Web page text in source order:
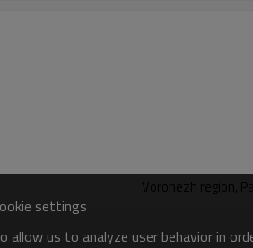
Voronezh region,
settings
allow us to analyze user behavior in